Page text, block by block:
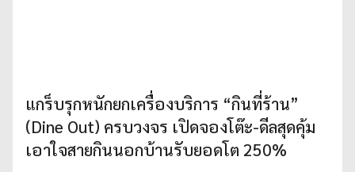
แกร็บรุกหนักยกเครื่องบริการ “กินที่ร้าน”
(Dine Out) ครบวงจร เปิดจองโต๊ะ-ดีลสุดคุ้ม
เอาใจสายกินนอกบ้านรับยอดโต 250%